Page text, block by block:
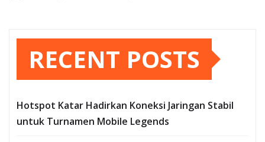
RECENT POSTS
Hotspot Katar Hadirkan Koneksi Jaringan Stabil
untuk Turnamen Mobile Legends